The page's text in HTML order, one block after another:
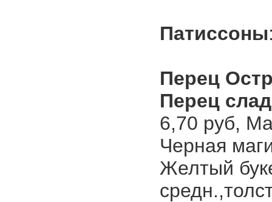
Патиссоны
Перец
Перец
6,70 руб,
Черная
Желтый